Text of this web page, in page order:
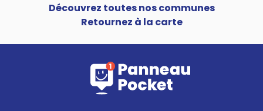
Découvrez toutes nos communes
Retournez à la carte